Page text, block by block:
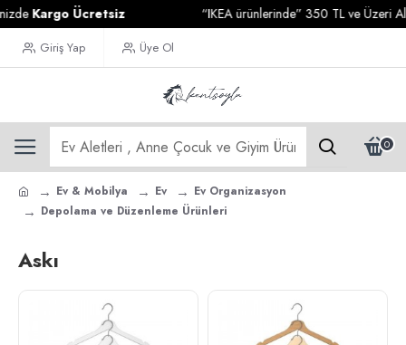
Kargo Ücretsiz “IKEA ürünlerinde” 350 TL ve Üzeri
Giriş Yap Üye Ol
0
Ev & Mobilya Ev
Ev Organizasyon
Depolama ve Düzenleme Ürünleri
Askı